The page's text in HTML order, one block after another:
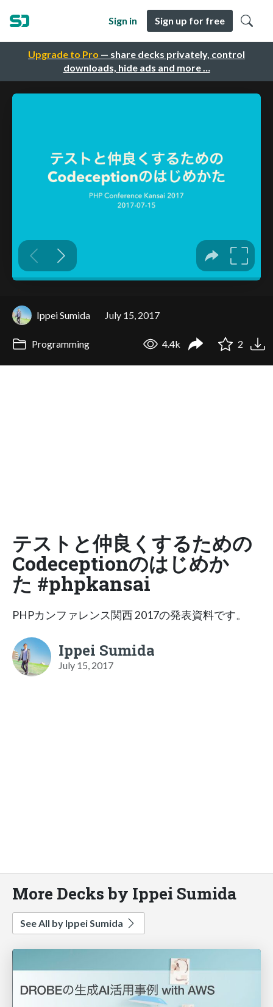
Upgrade to Pro — share decks privately, control
downloads, hide ads and more …
Sign in Sign up for free
Ippei Sumida July 15, 2017
Programming 4.4k 2
テストと仲良くするための
Codeceptionのはじめか
た #phpkansai
PHPカンファレンス関西 2017の発表資料です。
Ippei Sumida
July 15, 2017
More Decks by Ippei Sumida
See All by Ippei Sumida